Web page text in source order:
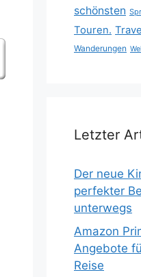
schönsten
Touren.
Wanderungen
Letzter
Der neue
perfekter
unterwegs
Amazon
Angebote
Reise